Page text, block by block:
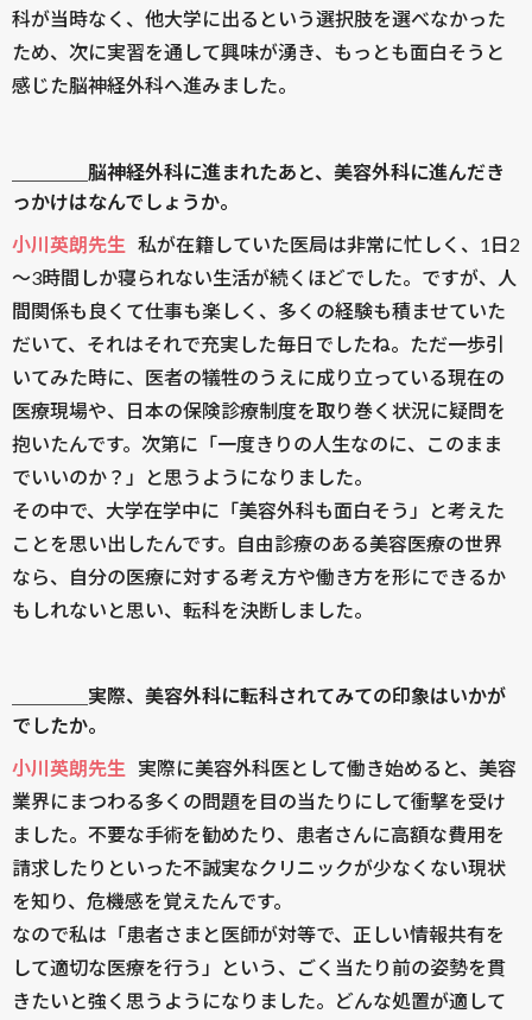
科が当時なく、他大学に出るという選択肢を選べなかった
ため、次に実習を通して興味が湧き、もっとも面白そうと
感じた脳神経外科へ進みました。
＿＿＿＿脳神経外科に進まれたあと、美容外科に進んだき
っかけはなんでしょうか。
小川英朗先生 私が在籍していた医局は非常に忙しく、1日2
～3時間しか寝られない生活が続くほどでした。ですが、人
間関係も良くて仕事も楽しく、多くの経験も積ませていた
だいて、それはそれで充実した毎日でしたね。ただ一歩引
いてみた時に、医者の犠牲のうえに成り立っている現在の
医療現場や、日本の保険診療制度を取り巻く状況に疑問を
抱いたんです。次第に「一度きりの人生なのに、このまま
でいいのか？」と思うようになりました。
その中で、大学在学中に「美容外科も面白そう」と考えた
ことを思い出したんです。自由診療のある美容医療の世界
なら、自分の医療に対する考え方や働き方を形にできるか
もしれないと思い、転科を決断しました。
＿＿＿＿実際、美容外科に転科されてみての印象はいかが
でしたか。
小川英朗先生
実際に美容外科医として働き始めると、美容
業界にまつわる多くの問題を目の当たりにして衝撃を受け
ました。不要な手術を勧めたり、患者さんに高額な費用を
請求したりといった不誠実なクリニックが少なくない現状
を知り、危機感を覚えたんです。
なので私は「患者さまと医師が対等で、正しい情報共有を
して適切な医療を行う」という、ごく当たり前の姿勢を貫
きたいと強く思うようになりました。どんな処置が適して